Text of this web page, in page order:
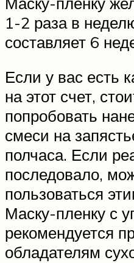
1-2 раза в
составляет 6
Если у вас есть
на этот счет,
попробовать
смеси на
полчаса. Если
последовало,
пользоваться
Маску-пленку с
рекомендуется
обладателям